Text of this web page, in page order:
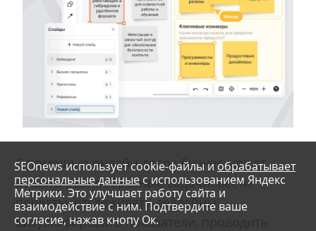
С помощью онлайн-досок бизнес может
решать разнообразные задачи: вести
проекты, отслеживать дедлайны,
визуализировать показатели, проводить
SEOnews использует cookie-файлы и обрабатывает
персональные данные с использованием Яндекс
Метрики. Это улучшает работу сайта и
взаимодействие с ним. Подтвердите ваше
согласие, нажав кнопу Ок.